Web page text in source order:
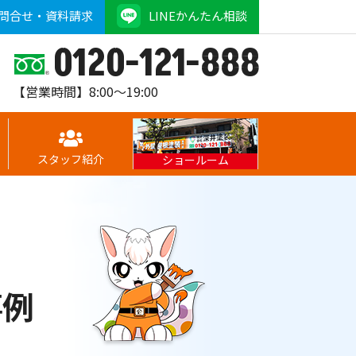
合せ・資料請求 LINEかんたん相談
0120-121-888
【営業時間】8:00～19:00
スタッフ紹介 ショールーム